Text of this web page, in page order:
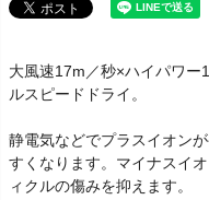
大風速17m／秒×ハイパワー
ルスピードドライ。
静電気などでプラスイオン
すくなります。マイナスイ
ィクルの傷みを抑えます。